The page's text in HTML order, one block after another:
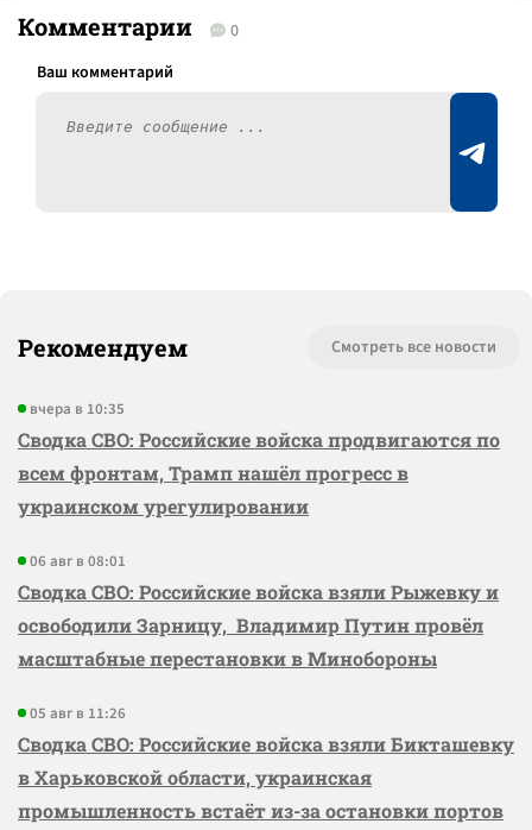
Комментарии 0
Рекомендуем Смотреть все новости
вчера в 10:35
Сводка СВО: Российские войска продвигаются по
всем фронтам, Трамп нашёл прогресс в
украинском урегулировании
06 авг в 08:01
Сводка СВО: Российские войска взяли Рыжевку и
освободили Зарницу, Владимир Путин провёл
масштабные перестановки в Минобороны
05 авг в 11:26
Сводка СВО: Российские войска взяли Бикташевку
в Харьковской области, украинская
промышленность встаёт из-за остановки портов